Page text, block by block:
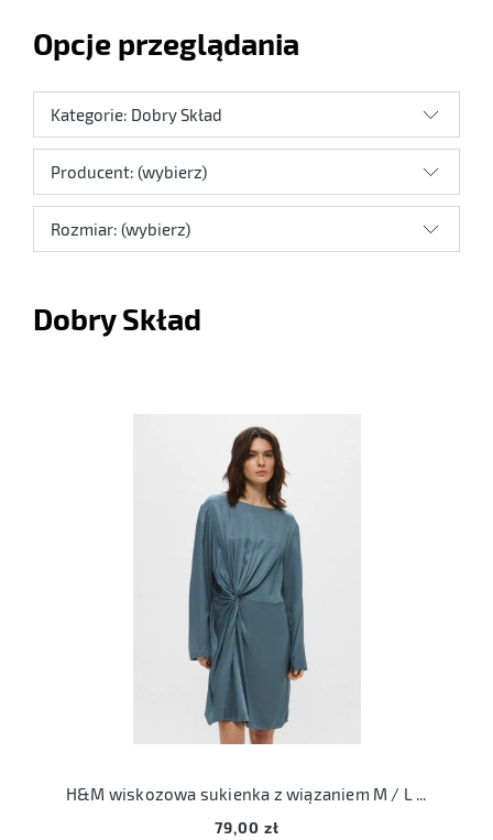
Opcje przeglądania
Kategorie: Dobry Skład
Producent: (wybierz)
Rozmiar: (wybierz)
Dobry Skład
H&M wiskozowa sukienka z wiązaniem M / L drapowana koktajlowa
79,00 zł